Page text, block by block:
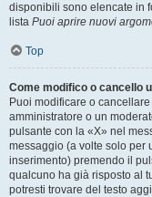
disponibili sono elencate in
lista Puoi aprire nuovi
Top
Come modifico o cancello
Puoi modificare o
amministratore o un
pulsante con la «X» nel
messaggio (a volte solo per
inserimento) premendo il
qualcuno ha già risposto al
potresti trovare del testo